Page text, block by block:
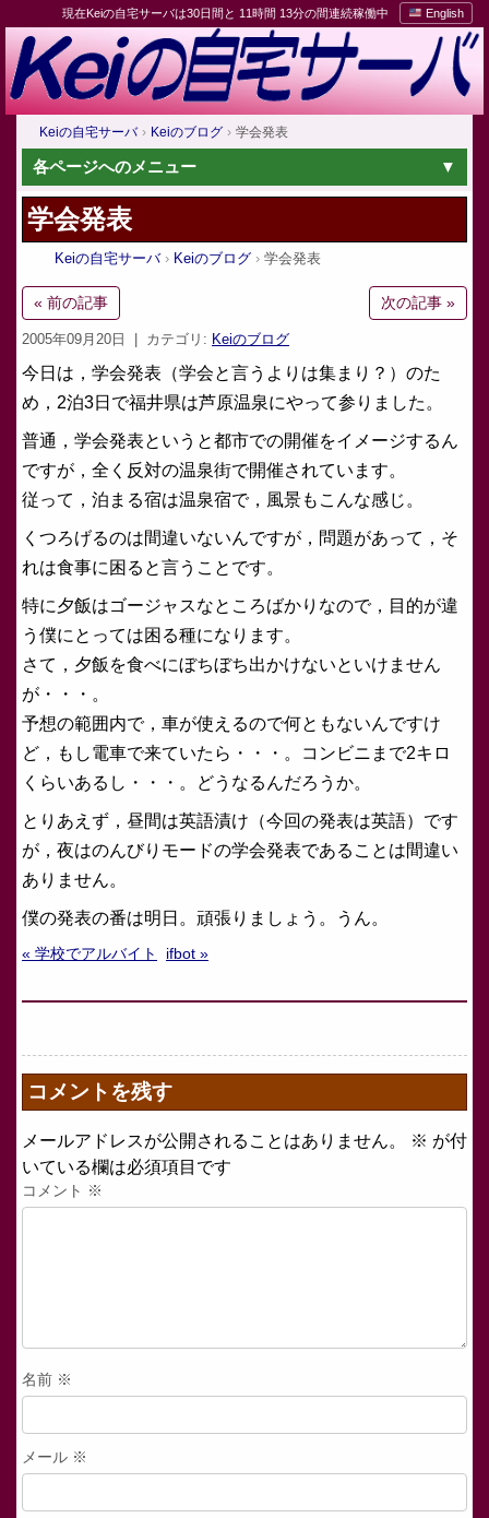
現在Keiの自宅サーバは30日間と 11時間 13分の間連続稼働中 English
Keiの自宅サーバ Keiのブログ 学会発表
各ページへのメニュー
学会発表
Keiの自宅サーバ Keiのブログ 学会発表
« 前の記事 次の記事 »
2005年09月20日 | カテゴリ: Keiのブログ
今日は，学会発表（学会と言うよりは集まり？）のた
め，2泊3日で福井県は芦原温泉にやって参りました。
普通，学会発表というと都市での開催をイメージするん
ですが，全く反対の温泉街で開催されています。
従って，泊まる宿は温泉宿で，風景もこんな感じ。
くつろげるのは間違いないんですが，問題があって，そ
れは食事に困ると言うことです。
特に夕飯はゴージャスなところばかりなので，目的が違
う僕にとっては困る種になります。
さて，夕飯を食べにぼちぼち出かけないといけません
が・・・。
予想の範囲内で，車が使えるので何ともないんですけ
ど，もし電車で来ていたら・・・。コンビニまで2キロ
くらいあるし・・・。どうなるんだろうか。
とりあえず，昼間は英語漬け（今回の発表は英語）です
が，夜はのんびりモードの学会発表であることは間違い
ありません。
僕の発表の番は明日。頑張りましょう。うん。
« 学校でアルバイト ifbot »
コメントを残す
メールアドレスが公開されることはありません。 ※ が付
いている欄は必須項目です
コメント ※
名前 ※
メール ※